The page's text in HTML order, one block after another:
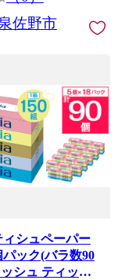
佐野市
シュペーパー
パック(バラ数90
シュ ティッシ